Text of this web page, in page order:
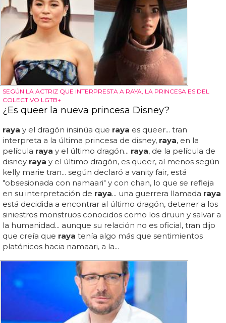
SEGÚN LA ACTRIZ QUE INTERPRESTA A RAYA, LA PRINCESA ES DEL
COLECTIVO LGTB+
¿Es queer la nueva princesa Disney?
raya y el dragón insinúa que raya es queer... tran
interpreta a la última princesa de disney, raya, en la
película raya y el último dragón... raya, de la película de
disney raya y el último dragón, es queer, al menos según
kelly marie tran... según declaró a vanity fair, está
"obsesionada con namaari" y con chan, lo que se refleja
en su interpretación de raya... una guerrera llamada raya
está decidida a encontrar al último dragón, detener a los
siniestros monstruos conocidos como los druun y salvar a
la humanidad... aunque su relación no es oficial, tran dijo
que creía que raya tenía algo más que sentimientos
platónicos hacia namaari, a la...